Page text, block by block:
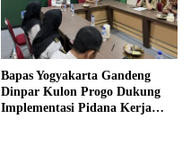
Bapas Yogyakarta Gandeng
Dinpar Kulon Progo Dukung
Implementasi Pidana Kerja